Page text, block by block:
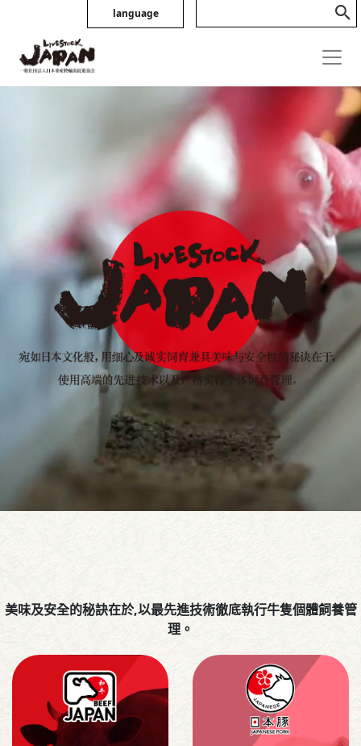
language
美味及安全的秘訣在於,以最先進技術徹底執行牛隻個體飼養管
理。